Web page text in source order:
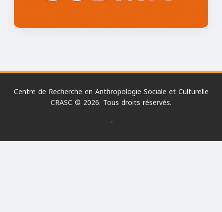
Centre de Recherche en Anthropologie Sociale et Culturelle
CRASC © 2026. Tous droits réservés.
-